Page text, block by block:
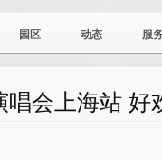
园区 动态 服
会上海站 好